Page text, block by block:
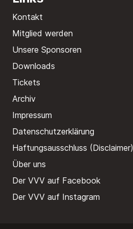
Kontakt
Mitglied werden
Unsere Sponsoren
Downloads
Tickets
Archiv
Impressum
Datenschutzerklärung
Haftungsausschluss (Disclaimer)
Über uns
Der VVV auf Facebook
Der VVV auf Instagram